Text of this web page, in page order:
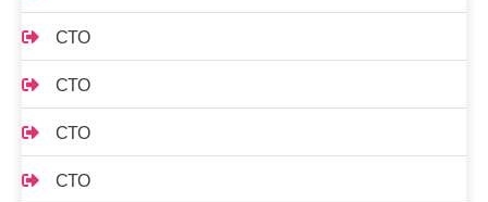
СТО
СТО
СТО
СТО